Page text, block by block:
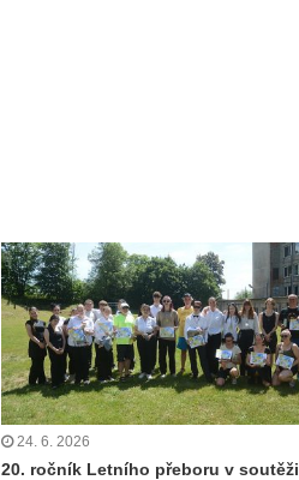
24. 6. 2026
20. ročník Letního přeboru v soutěži